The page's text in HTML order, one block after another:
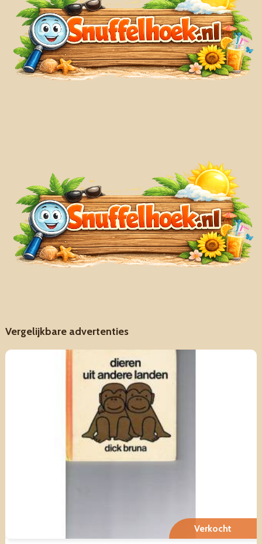
Vergelijkbare advertenties
Verkocht